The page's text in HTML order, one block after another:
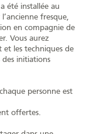
été installée au
fresque,
en compagnie de
Vous aurez
et les techniques de
des initiations
personne est
offertes.